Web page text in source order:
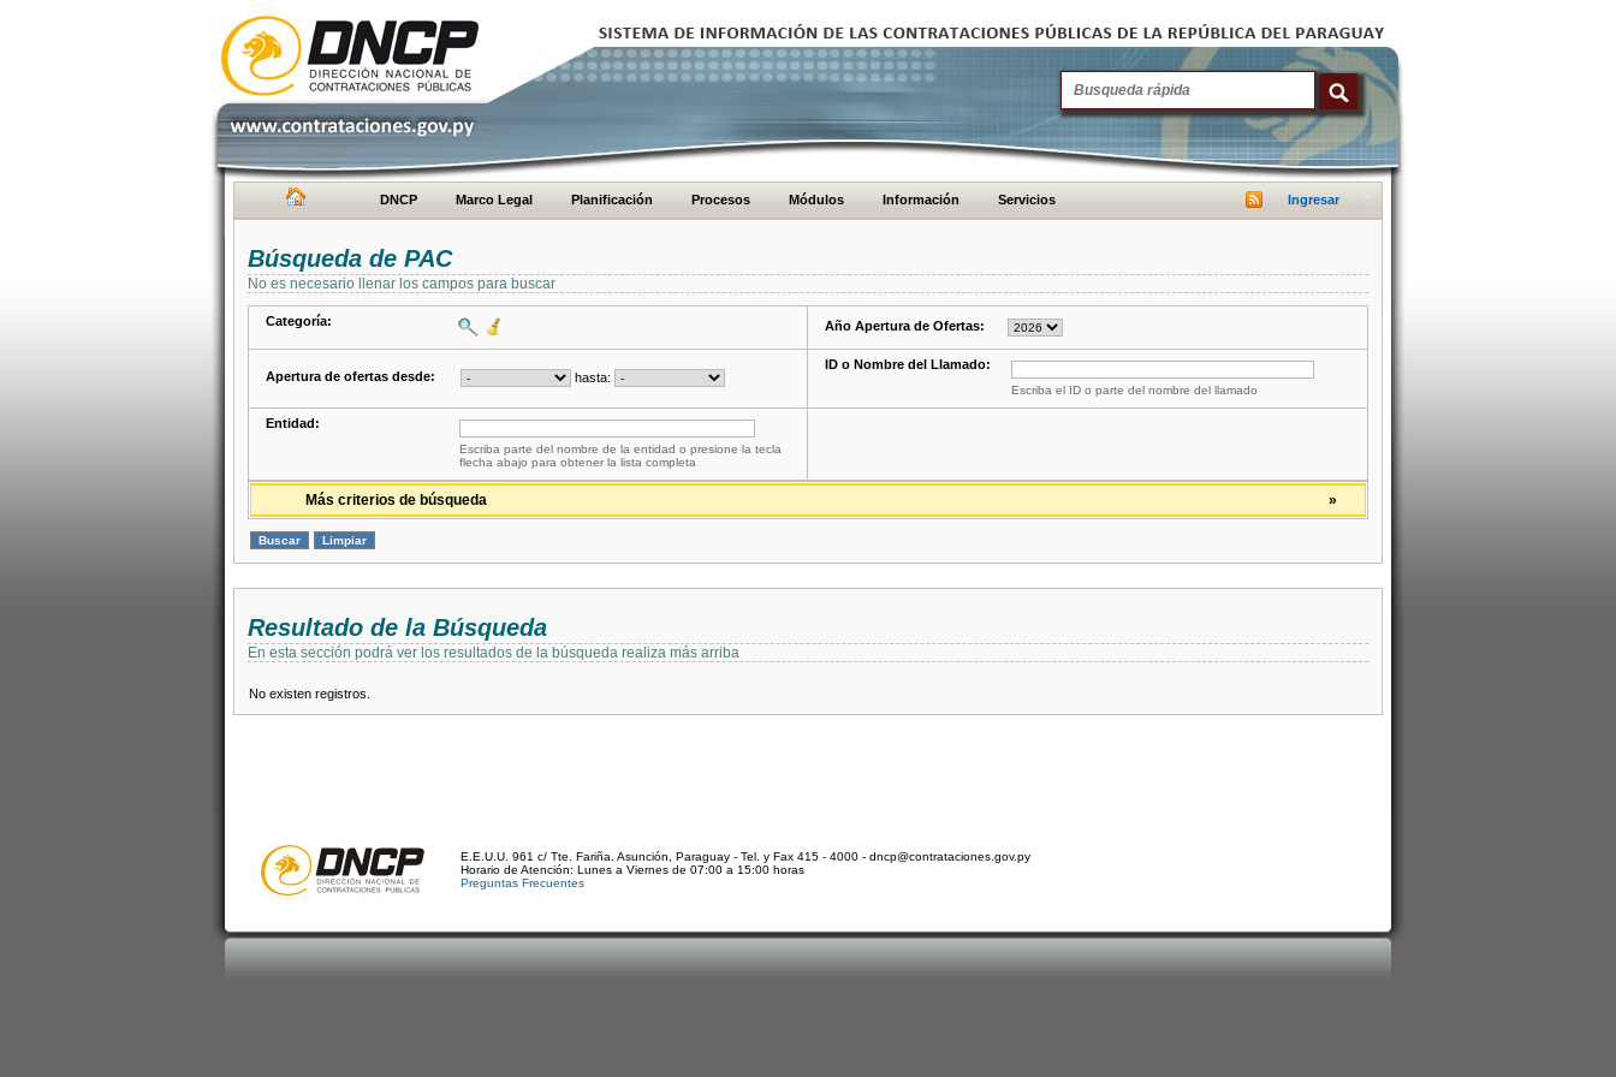
DNCP Marco Legal Planificación Procesos Módulos Información Servicios Ingresar
Búsqueda de PAC
No es necesario llenar los campos para buscar
Categoría: Año Apertura de Ofertas:
Apertura de ofertas desde: hasta:
ID o Nombre del Llamado:
Escriba el ID o parte del nombre del llamado
Entidad:
Escriba parte del nombre de la entidad o presione la tecla
flecha abajo para obtener la lista completa
»
Más criterios de búsqueda
Resultado de la Búsqueda
En esta sección podrá ver los resultados de la búsqueda realiza más arriba
No existen registros.
E.E.U.U. 961 c/ Tte. Fariña. Asunción, Paraguay - Tel. y Fax 415 - 4000 - dncp@contrataciones.gov.py
Horario de Atención: Lunes a Viernes de 07:00 a 15:00 horas
Preguntas Frecuentes